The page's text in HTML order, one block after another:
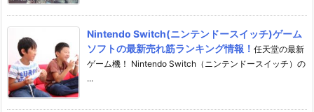
Nintendo Switch(ニンテンドースイッチ)ゲーム
ソフトの最新売れ筋ランキング情報！ 任天堂の最新
ゲーム機！ Nintendo Switch（ニンテンドースイッチ）の
...